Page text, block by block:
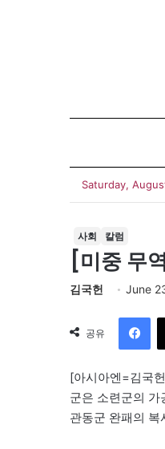
Saturday,
사회 칼럼
[미중 무
김국헌 June
공유
[아시아엔=김국
군은 소련군의
관동군 완패의 복